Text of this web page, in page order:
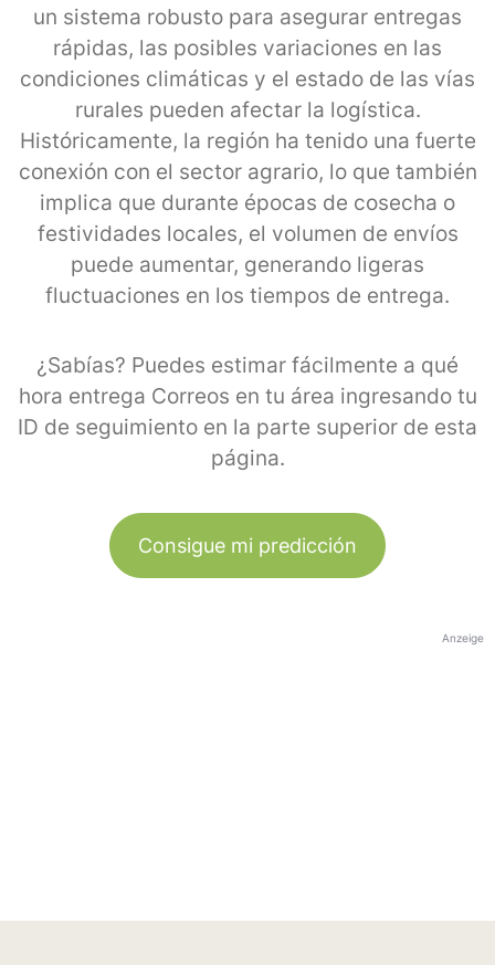
un sistema robusto para asegurar entregas
rápidas, las posibles variaciones en las
condiciones climáticas y el estado de las vías
rurales pueden afectar la logística.
Históricamente, la región ha tenido una fuerte
conexión con el sector agrario, lo que también
implica que durante épocas de cosecha o
festividades locales, el volumen de envíos
puede aumentar, generando ligeras
fluctuaciones en los tiempos de entrega.
¿Sabías? Puedes estimar fácilmente a qué
hora entrega Correos en tu área ingresando tu
ID de seguimiento en la parte superior de esta
página.
Consigue mi predicción
Anzeige